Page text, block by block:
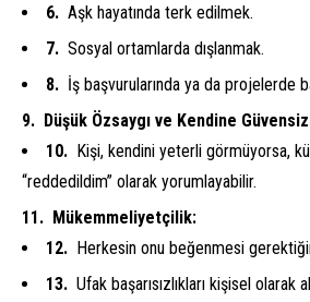
Aşk hayatında terk edilmek.
Sosyal ortamlarda dışlanmak.
İş başvurularında ya da projelerde
Düşük Özsaygı ve Kendine
Kişi, kendini yeterli görmüyorsa,
“reddedildim” olarak yorumlayabilir.
Mükemmeliyetçilik:
Herkesin onu beğenmesi
Ufak başarısızlıkları kişisel olarak